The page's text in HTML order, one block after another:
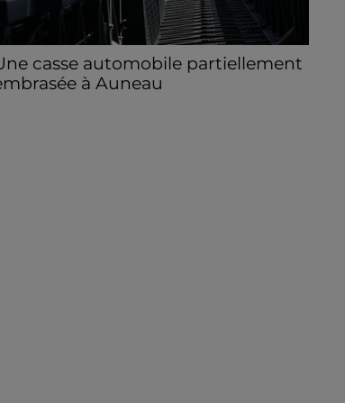
casse automobile partiellement
à Auneau